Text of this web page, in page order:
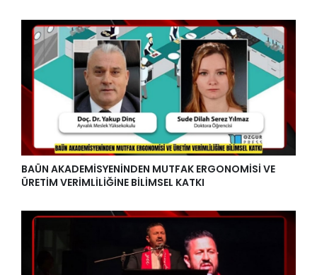
BAÜN AKADEMİSYENİNDEN MUTFAK ERGONOMİSİ VE
ÜRETİM VERİMLİLİĞİNE BİLİMSEL KATKI